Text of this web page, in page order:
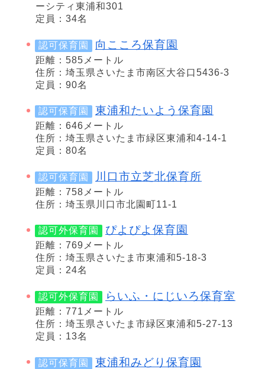
ーシティ東浦和301
定員：34名
認可保育園 向こころ保育園
距離：585メートル
住所：埼玉県さいたま市南区大谷口5436-3
定員：90名
認可保育園 東浦和たいよう保育園
距離：646メートル
住所：埼玉県さいたま市緑区東浦和4-14-1
定員：80名
認可保育園 川口市立芝北保育所
距離：758メートル
住所：埼玉県川口市北園町11-1
認可外保育園 ぴよぴよ保育園
距離：769メートル
住所：埼玉県さいたま市東浦和5-18-3
定員：24名
認可外保育園 らいふ・にじいろ保育室
距離：771メートル
住所：埼玉県さいたま市緑区東浦和5-27-13
定員：13名
認可保育園 東浦和みどり保育園